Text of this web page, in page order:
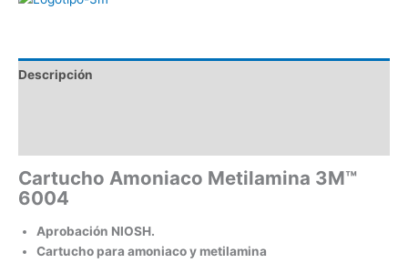
Descripción
Cartucho Amoniaco Metilamina 3M™
6004
Aprobación NIOSH.
Cartucho para amoniaco y metilamina